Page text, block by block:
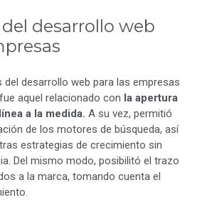
desarrollo web
del desarrollo web para las empresas
aquel relacionado con la apertura
a la medida. A su vez, permitió
de los motores de búsqueda, así
estrategias de crecimiento sin
Del mismo modo, posibilitó el trazo
a la marca, tomando cuenta el